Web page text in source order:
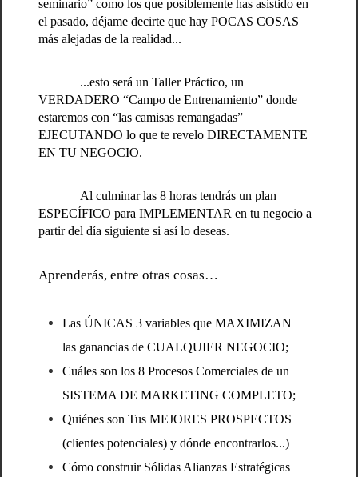
seminario” como los que posiblemente has asistido en
el pasado, déjame decirte que hay POCAS COSAS
más alejadas de la realidad...
...esto será un Taller Práctico, un
VERDADERO “Campo de Entrenamiento” donde
estaremos con “las camisas remangadas”
EJECUTANDO lo que te revelo DIRECTAMENTE
EN TU NEGOCIO.
Al culminar las 8 horas tendrás un plan
ESPECÍFICO para IMPLEMENTAR en tu negocio a
partir del día siguiente si así lo deseas.
Aprenderás, entre otras cosas…
Las ÚNICAS 3 variables que MAXIMIZAN
las ganancias de CUALQUIER NEGOCIO;
Cuáles son los 8 Procesos Comerciales de un
SISTEMA DE MARKETING COMPLETO;
Quiénes son Tus MEJORES PROSPECTOS
(clientes potenciales) y dónde encontrarlos...)
Cómo construir Sólidas Alianzas Estratégicas